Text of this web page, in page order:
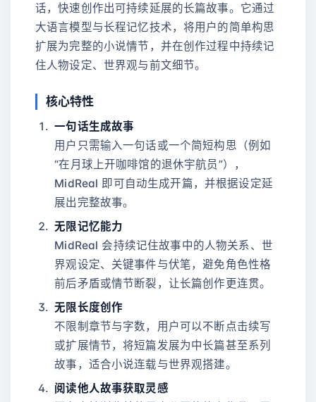
话，快速创作出可持续延展的长篇故事。它通过
大语言模型与长程记忆技术，将用户的简单构思
扩展为完整的小说情节，并在创作过程中持续记
住人物设定、世界观与前文细节。
核心特性
一句话生成故事
用户只需输入一句话或一个简短构思（例如
“在月球上开咖啡馆的退休宇航员”），
MidReal 即可自动生成开篇，并根据设定延
展出完整故事。
无限记忆能力
MidReal 会持续记住故事中的人物关系、世
界观设定、关键事件与伏笔，避免角色性格
前后矛盾或情节断裂，让长篇创作更连贯。
无限长度创作
不限制章节与字数，用户可以不断点击续写
或扩展情节，将短篇发展为中长篇甚至系列
故事，适合小说连载与世界观搭建。
阅读他人故事获取灵感